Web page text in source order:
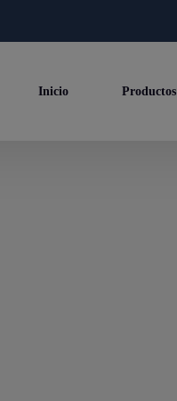
Inicio Productos